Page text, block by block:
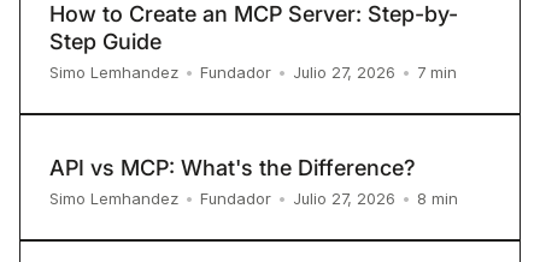
How to Create an MCP Server: Step-by-
Step Guide
Simo Lemhandez • Fundador • Julio 27, 2026 • 7 min
API vs MCP: What's the Difference?
Simo Lemhandez • Fundador • Julio 27, 2026 • 8 min